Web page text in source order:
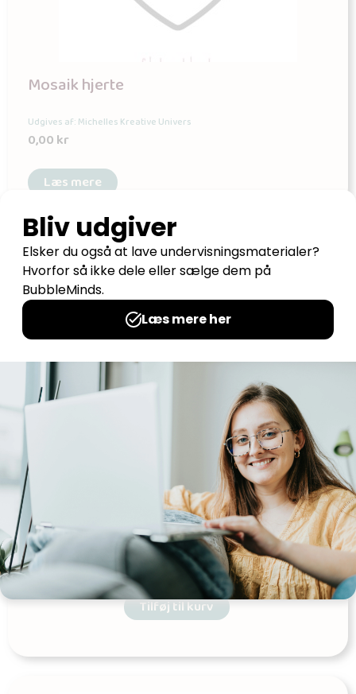
Mosaik hjerte
Udgives af: Michelles Kreative Univers
0,00kr
Læs mere
Tema: Jobs
Udgives af: Michelles Kreative Univers
12,00
Tilføj til kurv